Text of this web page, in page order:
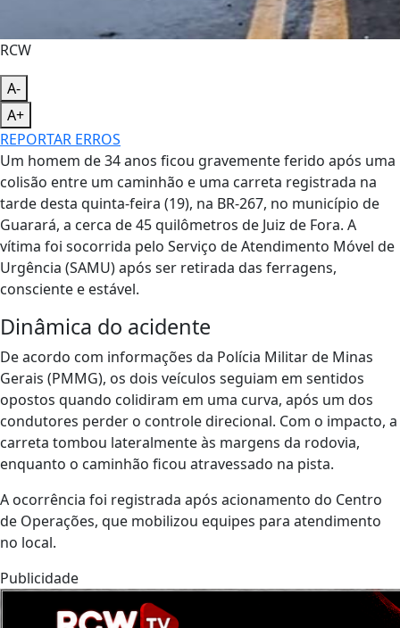
RCW
A-
A+
REPORTAR ERROS
Um homem de 34 anos ficou gravemente ferido após uma
colisão entre um caminhão e uma carreta registrada na
tarde desta quinta-feira (19), na BR-267, no município de
Guarará, a cerca de 45 quilômetros de Juiz de Fora. A
vítima foi socorrida pelo Serviço de Atendimento Móvel de
Urgência (SAMU) após ser retirada das ferragens,
consciente e estável.
Dinâmica do acidente
De acordo com informações da Polícia Militar de Minas
Gerais (PMMG), os dois veículos seguiam em sentidos
opostos quando colidiram em uma curva, após um dos
condutores perder o controle direcional. Com o impacto, a
carreta tombou lateralmente às margens da rodovia,
enquanto o caminhão ficou atravessado na pista.
A ocorrência foi registrada após acionamento do Centro
de Operações, que mobilizou equipes para atendimento
no local.
Publicidade